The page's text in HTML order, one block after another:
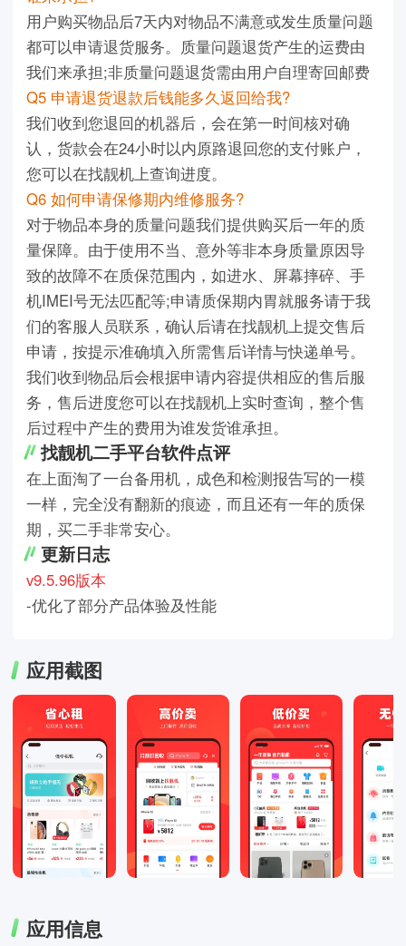
用户购买物品后7天内对物品不满意或发生质量问题
都可以申请退货服务。质量问题退货产生的运费由
我们来承担;非质量问题退货需由用户自理寄回邮费
Q5 申请退货退款后钱能多久返回给我?
我们收到您退回的机器后，会在第一时间核对确
认，货款会在24小时以内原路退回您的支付账户，
您可以在找靓机上查询进度。
Q6 如何申请保修期内维修服务?
对于物品本身的质量问题我们提供购买后一年的质
量保障。由于使用不当、意外等非本身质量原因导
致的故障不在质保范围内，如进水、屏幕摔碎、手
机IMEI号无法匹配等;申请质保期内胃就服务请于我
们的客服人员联系，确认后请在找靓机上提交售后
申请，按提示准确填入所需售后详情与快递单号。
我们收到物品后会根据申请内容提供相应的售后服
务，售后进度您可以在找靓机上实时查询，整个售
后过程中产生的费用为谁发货谁承担。
找靓机二手平台软件点评
在上面淘了一台备用机，成色和检测报告写的一模
一样，完全没有翻新的痕迹，而且还有一年的质保
期，买二手非常安心。
更新日志
v9.5.96版本
-优化了部分产品体验及性能
应用截图
应用信息